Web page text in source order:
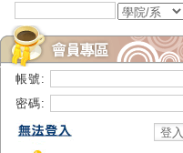
帳號:
密碼: